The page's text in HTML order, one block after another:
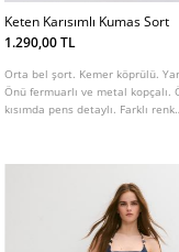
Keten Karısımlı Kumas Sort
1.290,00 TL
Orta bel şort. Kemer köprülü.
Önü fermuarlı ve metal kopçalı.
kısımda pens detaylı. Farklı renk